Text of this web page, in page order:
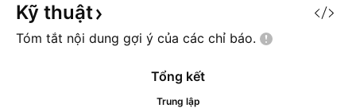
Kỹ thuật
Tóm tắt nội dung gợi ý của các chỉ báo.
Tổng kết
Trung lập